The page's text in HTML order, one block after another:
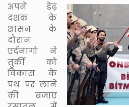
अपने डेढ़
दशक के
शासन के
दौरान
एर्दनागो ने
तुर्की को
विकास के
पथ पर लाने
की बजाए